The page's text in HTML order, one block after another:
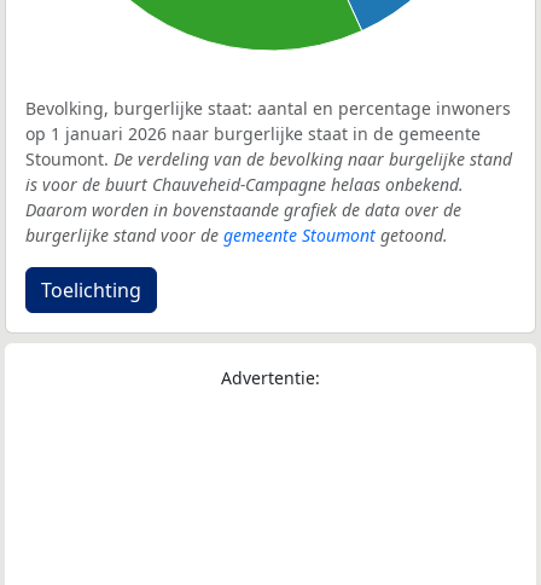
Bevolking, burgerlijke staat: aantal en percentage inwoners
op 1 januari 2026 naar burgerlijke staat in de gemeente
Stoumont. De verdeling van de bevolking naar burgelijke stand
is voor de buurt Chauveheid-Campagne helaas onbekend.
Daarom worden in bovenstaande grafiek de data over de
burgerlijke stand voor de gemeente Stoumont getoond.
Toelichting
Advertentie: